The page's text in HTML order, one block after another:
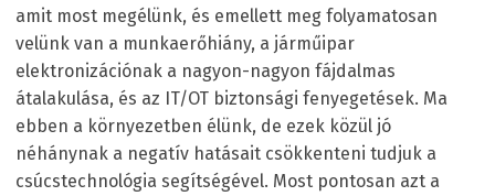
amit most megélünk, és emellett meg folyamatosan
velünk van a munkaerőhiány, a járműipar
elektronizációnak a nagyon-nagyon fájdalmas
átalakulása, és az IT/OT biztonsági fenyegetések. Ma
ebben a környezetben élünk, de ezek közül jó
néhánynak a negatív hatásait csökkenteni tudjuk a
csúcstechnológia segítségével. Most pontosan azt a